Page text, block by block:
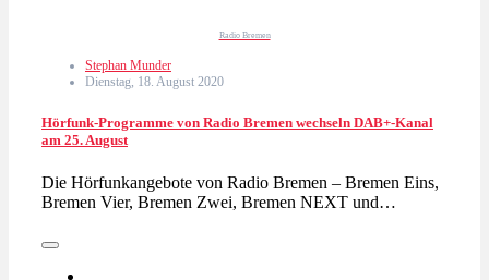
Radio Bremen
Stephan Munder
Dienstag, 18. August 2020
Hörfunk-Programme von Radio Bremen wechseln DAB+-Kanal
am 25. August
Die Hörfunkangebote von Radio Bremen – Bremen Eins,
Bremen Vier, Bremen Zwei, Bremen NEXT und…